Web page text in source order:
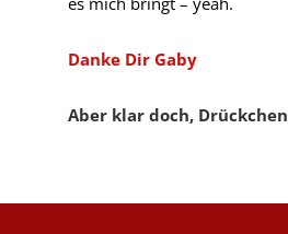
Danke Dir Gaby
Aber klar doch, Drückchen